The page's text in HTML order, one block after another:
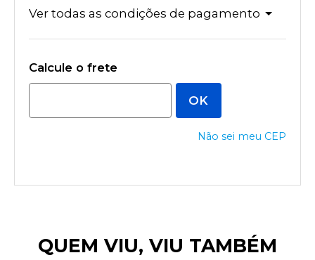
Ver todas as condições de pagamento
Não sei meu CEP
QUEM VIU, VIU TAMBÉM